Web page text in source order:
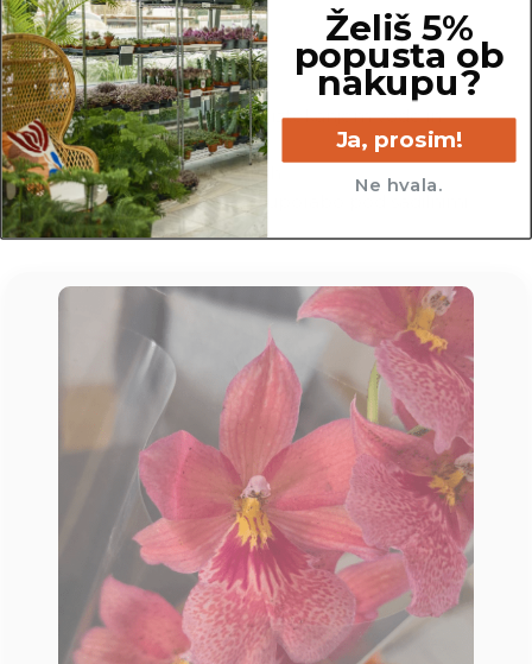
Tehnične lastnosti:
Material: plastika
Barva: antracitno siva
Funkcija: zaščita pred iztekanjem vode in
vlago
Na voljo v več velikostih
Primeren za notranjo uporabo pod sadilnimi
lonci
Želiš 5%
popusta ob
nakupu?
Ja, prosim!
Ne hvala.